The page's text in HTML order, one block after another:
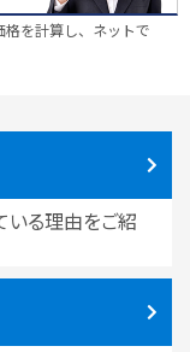
を計算し、ネットで
いる理由をご紹